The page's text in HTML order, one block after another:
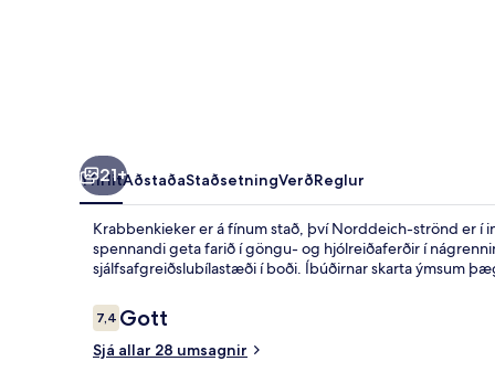
21+
YfirlitAðstaðaStaðsetningVerðReglur
Krabbenkieker er á fínum stað, því Norddeich-strönd er í
spennandi geta farið í göngu- og hjólreiðaferðir í
sjálfsafgreiðslubílastæði í boði. Íbúðirnar skarta ýmsum
Umsagnir
7,47,4 af 10
Gott
Sjá allar 28 umsagnir